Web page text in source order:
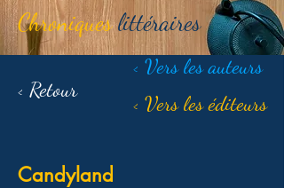
Chroniqueslittéraires
< Retour
< Vers les auteurs
< Vers les éditeurs
Candyland